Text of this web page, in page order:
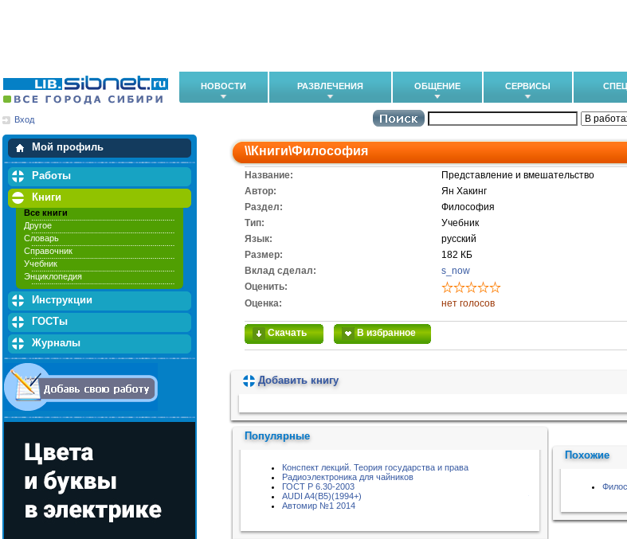
НОВОСТИ РАЗВЛЕЧЕНИЯ ОБЩЕНИЕ СЕРВИСЫ
Вход
Мой профиль
Мои закладки
Работы
Книги
Все книги
Другое
Словарь
Справочник
Учебник
Энциклопедия
Инструкции
ГОСТы
Журналы
\\Книги\Философия
Название:
Представление и вмешательство
Автор:
Ян Хакинг
Раздел:
Философия
Тип:
Учебник
Язык:
русский
Размер:
182 КБ
Вклад сделал:
s_now
Оценить:
Оценка:
нет голосов
Скачать В избранное
Добавить книгу
Популярные
Конспект лекций. Теория государства и права
Радиоэлектроника для чайников
ГОСТ Р 6.30-2003
AUDI A4(B5)(1994+)
Автомир №1 2014
Похожие